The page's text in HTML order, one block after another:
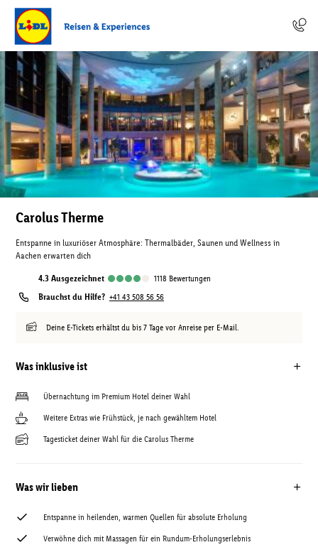
Carolus Therme
Entspanne in luxuriöser Atmosphäre: Thermalbäder, Saunen und Wellness in
Aachen erwarten dich
4.3 ausgezeichnet 1118 Bewertungen
Brauchst du Hilfe? +41 43 508 56 56
Deine E-Tickets erhältst du bis 7 Tage vor Anreise per E-Mail.
Was inklusive ist
Übernachtung im Premium Hotel deiner Wahl
Weitere Extras wie Frühstück, je nach gewähltem Hotel
Tagesticket deiner Wahl für die Carolus Therme
Was wir lieben
Entspanne in heilenden, warmen Quellen für absolute Erholung
Verwöhne dich mit Massagen für ein Rundum-Erholungserlebnis